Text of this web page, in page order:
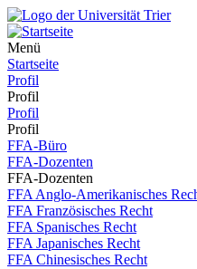
Menü
Startseite
Profil
Profil
Profil
Profil
FFA-Büro
FFA-Dozenten
FFA-Dozenten
FFA Anglo-Amerikanisches
FFA Französisches Recht
FFA Spanisches Recht
FFA Japanisches Recht
FFA Chinesisches Recht